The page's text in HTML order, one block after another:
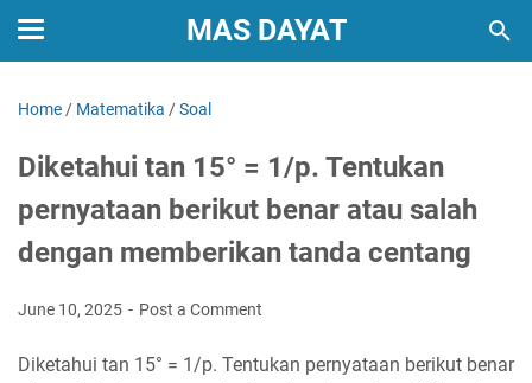
MAS DAYAT
Home / Matematika /Soal
Diketahui tan 15° = 1/p. Tentukan
pernyataan berikut benar atau salah
dengan memberikan tanda centang
June 10, 2025 Post a Comment
Diketahui tan 15° = 1/p. Tentukan pernyataan berikut benar